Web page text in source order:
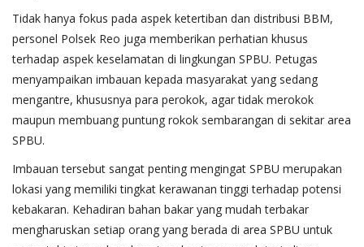
Tidak hanya fokus pada aspek ketertiban dan distribusi BBM,
personel Polsek Reo juga memberikan perhatian khusus
terhadap aspek keselamatan di lingkungan SPBU. Petugas
menyampaikan imbauan kepada masyarakat yang sedang
mengantre, khususnya para perokok, agar tidak merokok
maupun membuang puntung rokok sembarangan di sekitar area
SPBU.
Imbauan tersebut sangat penting mengingat SPBU merupakan
lokasi yang memiliki tingkat kerawanan tinggi terhadap potensi
kebakaran. Kehadiran bahan bakar yang mudah terbakar
mengharuskan setiap orang yang berada di area SPBU untuk